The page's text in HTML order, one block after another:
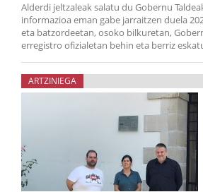
Alderdi jeltzaleak salatu du Gobernu
informazioa eman gabe jarraitzen duela
eta batzordeetan, osoko bilkuretan,
erregistro ofizialetan behin eta berriz
ARTZINIEGA